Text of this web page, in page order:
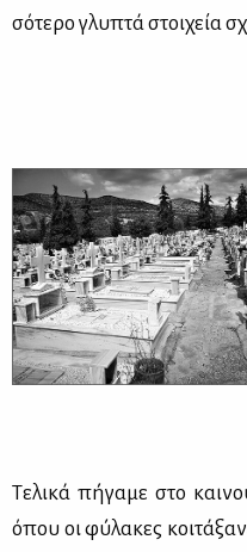
σό­τε­ρο γλυ­πτά στοι­χεία
Τε­λι­κά πή­γα­με στο
όπου οι φύ­λα­κες